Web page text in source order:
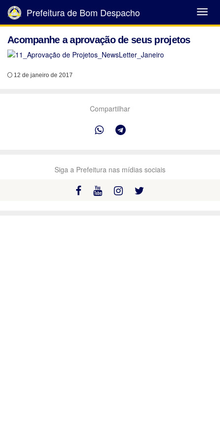
Abrir
Menu
Prefeitura de Bom Despacho
Acompanhe a aprovação de seus projetos
12 de janeiro de 2017
Compartilhar
Siga a Prefeitura nas mídias sociais